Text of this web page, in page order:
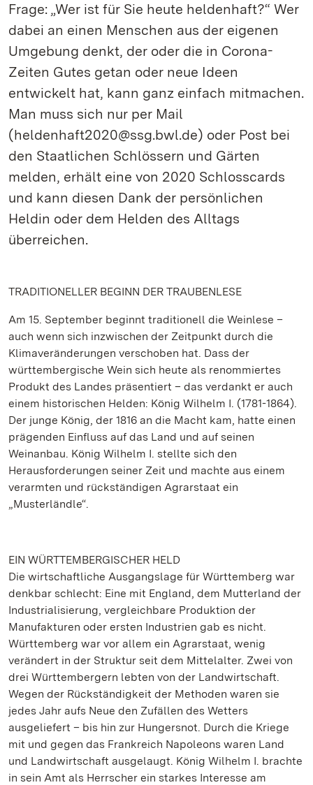
Frage: „Wer ist für Sie heute heldenhaft?“ Wer
dabei an einen Menschen aus der eigenen
Umgebung denkt, der oder die in Corona-
Zeiten Gutes getan oder neue Ideen
entwickelt hat, kann ganz einfach mitmachen.
Man muss sich nur per Mail
(heldenhaft2020@ssg.bwl.de) oder Post bei
den Staatlichen Schlössern und Gärten
melden, erhält eine von 2020 Schlosscards
und kann diesen Dank der persönlichen
Heldin oder dem Helden des Alltags
überreichen.
TRADITIONELLER BEGINN DER TRAUBENLESE
Am 15. September beginnt traditionell die Weinlese –
auch wenn sich inzwischen der Zeitpunkt durch die
Klimaveränderungen verschoben hat. Dass der
württembergische Wein sich heute als renommiertes
Produkt des Landes präsentiert – das verdankt er auch
einem historischen Helden: König Wilhelm I. (1781-1864).
Der junge König, der 1816 an die Macht kam, hatte einen
prägenden Einfluss auf das Land und auf seinen
Weinanbau. König Wilhelm I. stellte sich den
Herausforderungen seiner Zeit und machte aus einem
verarmten und rückständigen Agrarstaat ein
„Musterländle“.
EIN WÜRTTEMBERGISCHER HELD
Die wirtschaftliche Ausgangslage für Württemberg war
denkbar schlecht: Eine mit England, dem Mutterland der
Industrialisierung, vergleichbare Produktion der
Manufakturen oder ersten Industrien gab es nicht.
Württemberg war vor allem ein Agrarstaat, wenig
verändert in der Struktur seit dem Mittelalter. Zwei von
drei Württembergern lebten von der Landwirtschaft.
Wegen der Rückständigkeit der Methoden waren sie
jedes Jahr aufs Neue den Zufällen des Wetters
ausgeliefert – bis hin zur Hungersnot. Durch die Kriege
mit und gegen das Frankreich Napoleons waren Land
und Landwirtschaft ausgelaugt. König Wilhelm I. brachte
in sein Amt als Herrscher ein starkes Interesse am